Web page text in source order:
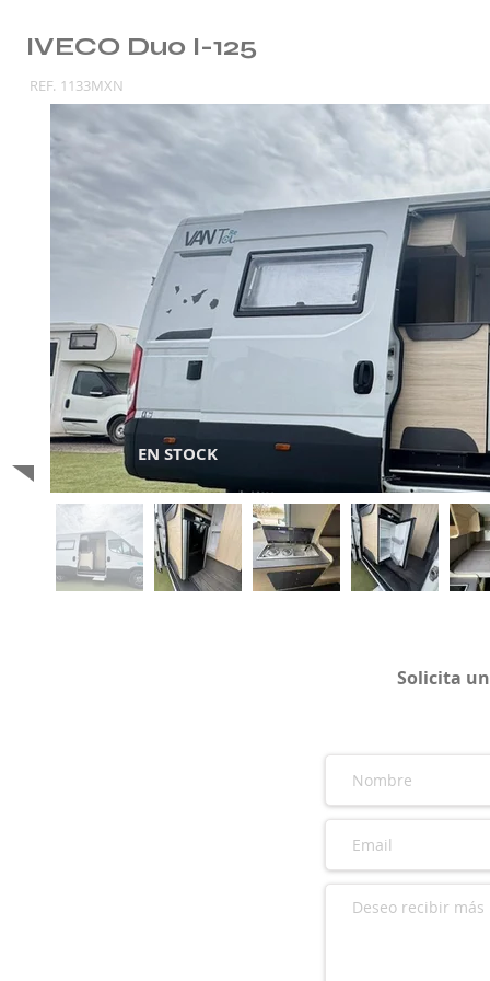
IVECO Duo I-125
REF. 1133MXN
EN STOCK
Solicita